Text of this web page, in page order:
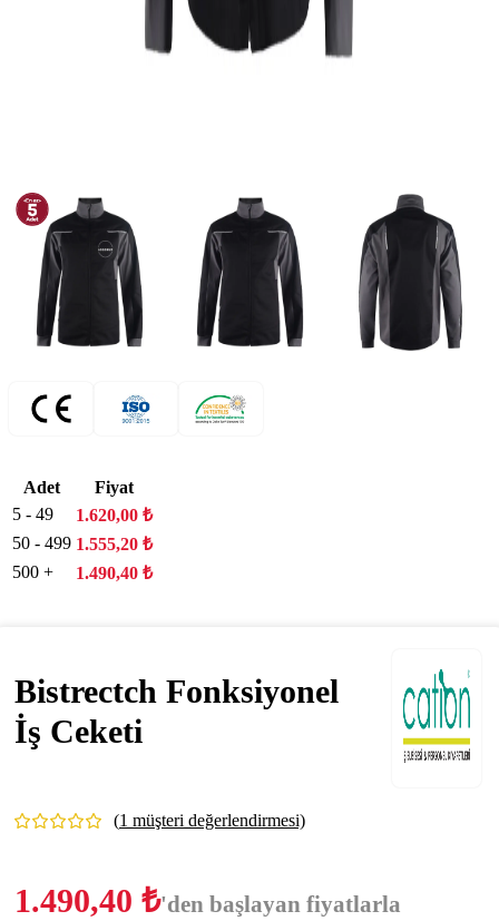
Adet
Fiyat
5 - 49
1.620,00 ₺
50 - 499 1.555,20 ₺
500 +
1.490,40 ₺
Bistrectch Fonksiyonel
İş Ceketi
(1 müşteri değerlendirmesi)
1.490,40 ₺'den başlayan fiyatlarla